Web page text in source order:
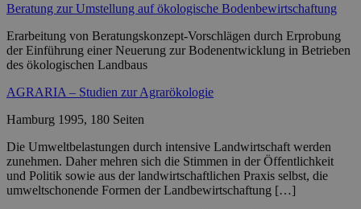
Beratung zur Umstellung auf ökologische Bodenbewirtschaftung
Erarbeitung von Beratungskonzept-Vorschlägen durch Erprobung
der Einführung einer Neuerung zur Bodenentwicklung in Betrieben
des ökologischen Landbaus
AGRARIA – Studien zur Agrarökologie
Hamburg 1995, 180 Seiten
Die Umweltbelastungen durch intensive Landwirtschaft werden
zunehmen. Daher mehren sich die Stimmen in der Öffentlichkeit
und Politik sowie aus der landwirtschaftlichen Praxis selbst, die
umweltschonende Formen der Landbewirtschaftung […]